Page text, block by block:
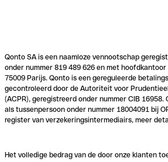
Qonto SA is een naamloze vennootschap
onder nummer 819 489 626 en met hoofdkantoor
75009 Parijs. Qonto is een gereguleerde
gecontroleerd door de Autoriteit voor
(ACPR), geregistreerd onder nummer CIB
als tussenpersoon onder nummer 18004091 bij
register van verzekeringsintermediairs, meer
Het volledige bedrag van de door onze klanten